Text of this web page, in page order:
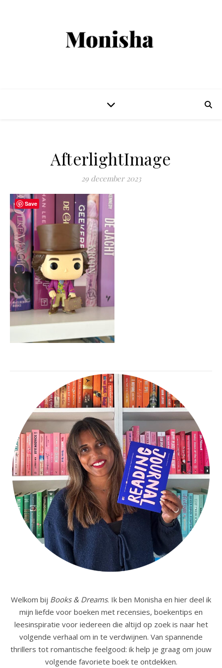
AfterlightImage
29 december 2023
Welkom bij Books & Dreams. Ik ben Monisha en hier deel ik
mijn liefde voor boeken met recensies, boekentips en
leesinspiratie voor iedereen die altijd op zoek is naar het
volgende verhaal om in te verdwijnen. Van spannende
thrillers tot romantische feelgood: ik help je graag om jouw
volgende favoriete boek te ontdekken.
Save